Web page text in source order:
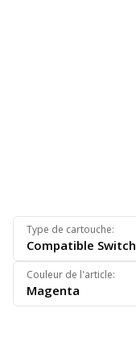
Type de cartouche:
Compatible Switch
Couleur de l'article:
Magenta